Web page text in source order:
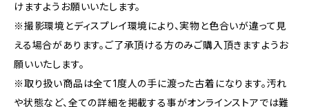
けますようお願いいたします。
※撮影環境とディスプレイ環境により、実物と色合いが違って見
える場合があります。ご了承頂ける方のみご購入頂きますようお
願いいたします。
※取り扱い商品は全て1度人の手に渡った古着になります。汚れ
や状態など、全ての詳細を掲載する事がオンラインストアでは難